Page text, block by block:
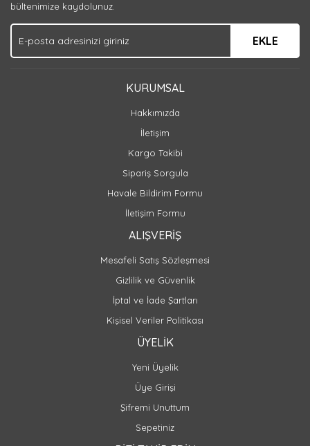
bültenimize kaydolunuz.
EKLE
KURUMSAL
Hakkımızda
İletişim
Kargo Takibi
Sipariş Sorgula
Havale Bildirim Formu
İletişim Formu
ALIŞVERİŞ
Mesafeli Satış Sözleşmesi
Gizlilik ve Güvenlik
İptal ve İade Şartları
Kişisel Veriler Politikası
ÜYELİK
Yeni Üyelik
Üye Girişi
Şifremi Unuttum
Sepetiniz